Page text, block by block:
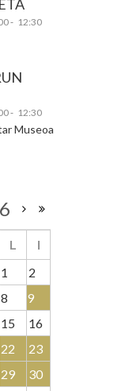
- 12:30
- 12:30
Museoa
L
I
1
2
8
9
15
16
22
23
29
30